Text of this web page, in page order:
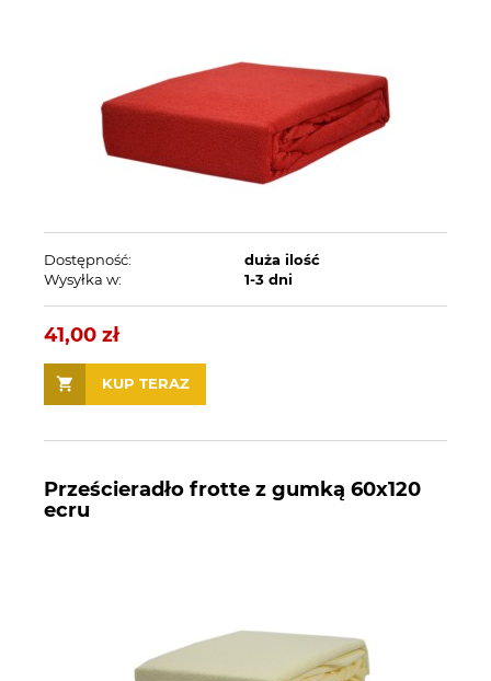
Dostępność:
duża ilość
Wysyłka w:
1-3 dni
41,00 zł
KUP TERAZ
Prześcieradło frotte z gumką 60x120
ecru